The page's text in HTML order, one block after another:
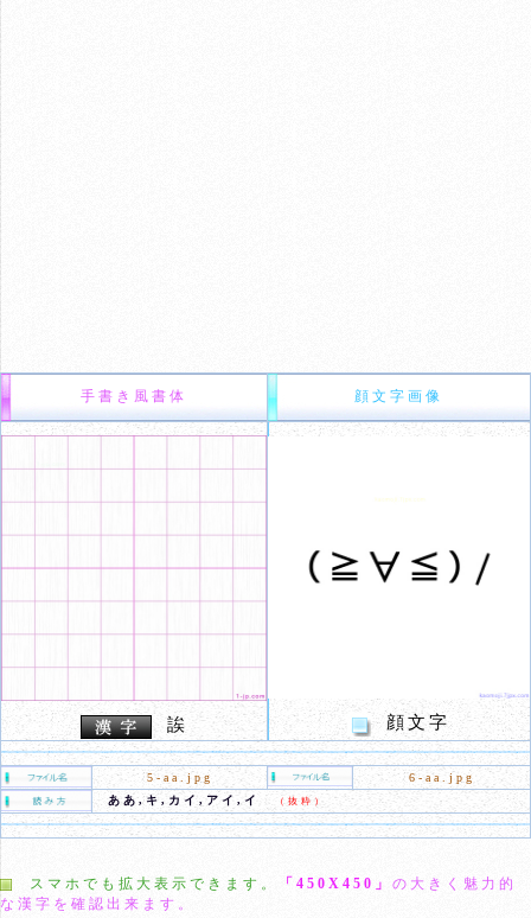
手書き風書体 顔文字画像
誒 顔文字
5-aa.jpg
6-aa.jpg
ああ,キ,カイ,アイ,イ
（抜粋）
スマホでも拡大表示できます。 「450X450」 の大きく魅力的
な漢字を確認出来ます。